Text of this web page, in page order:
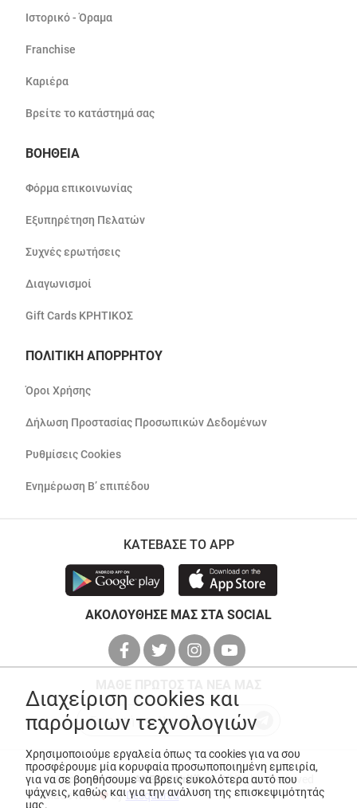
Ιστορικό - Όραμα
Franchise
Καριέρα
Βρείτε το κατάστημά σας
ΒΟΗΘΕΙΑ
Φόρμα επικοινωνίας
Εξυπηρέτηση Πελατών
Συχνές ερωτήσεις
Διαγωνισμοί
Gift Cards ΚΡΗΤΙΚΟΣ
ΠΟΛΙΤΙΚΗ ΑΠΟΡΡΗΤΟΥ
Όροι Χρήσης
Δήλωση Προστασίας Προσωπικών Δεδομένων
Ρυθμίσεις Cookies
Ενημέρωση Β’ επιπέδου
ΚΑΤΕΒΑΣΕ ΤΟ APP
ΑΚΟΛΟΥΘΗΣΕ ΜΑΣ ΣΤΑ SOCIAL
© Copyright 2026ANEDIK Kritikos. All Rights Reserved
Made with
byDesquared
Διαχείριση cookies και
παρόμοιων τεχνολογιών
Χρησιμοποιούμε εργαλεία όπως τα cookies για να σου
προσφέρουμε μία κορυφαία προσωποποιημένη εμπειρία,
για να σε βοηθήσουμε να βρεις ευκολότερα αυτό που
ψάχνεις, καθώς και για την ανάλυση της επισκεψιμότητάς
μας.